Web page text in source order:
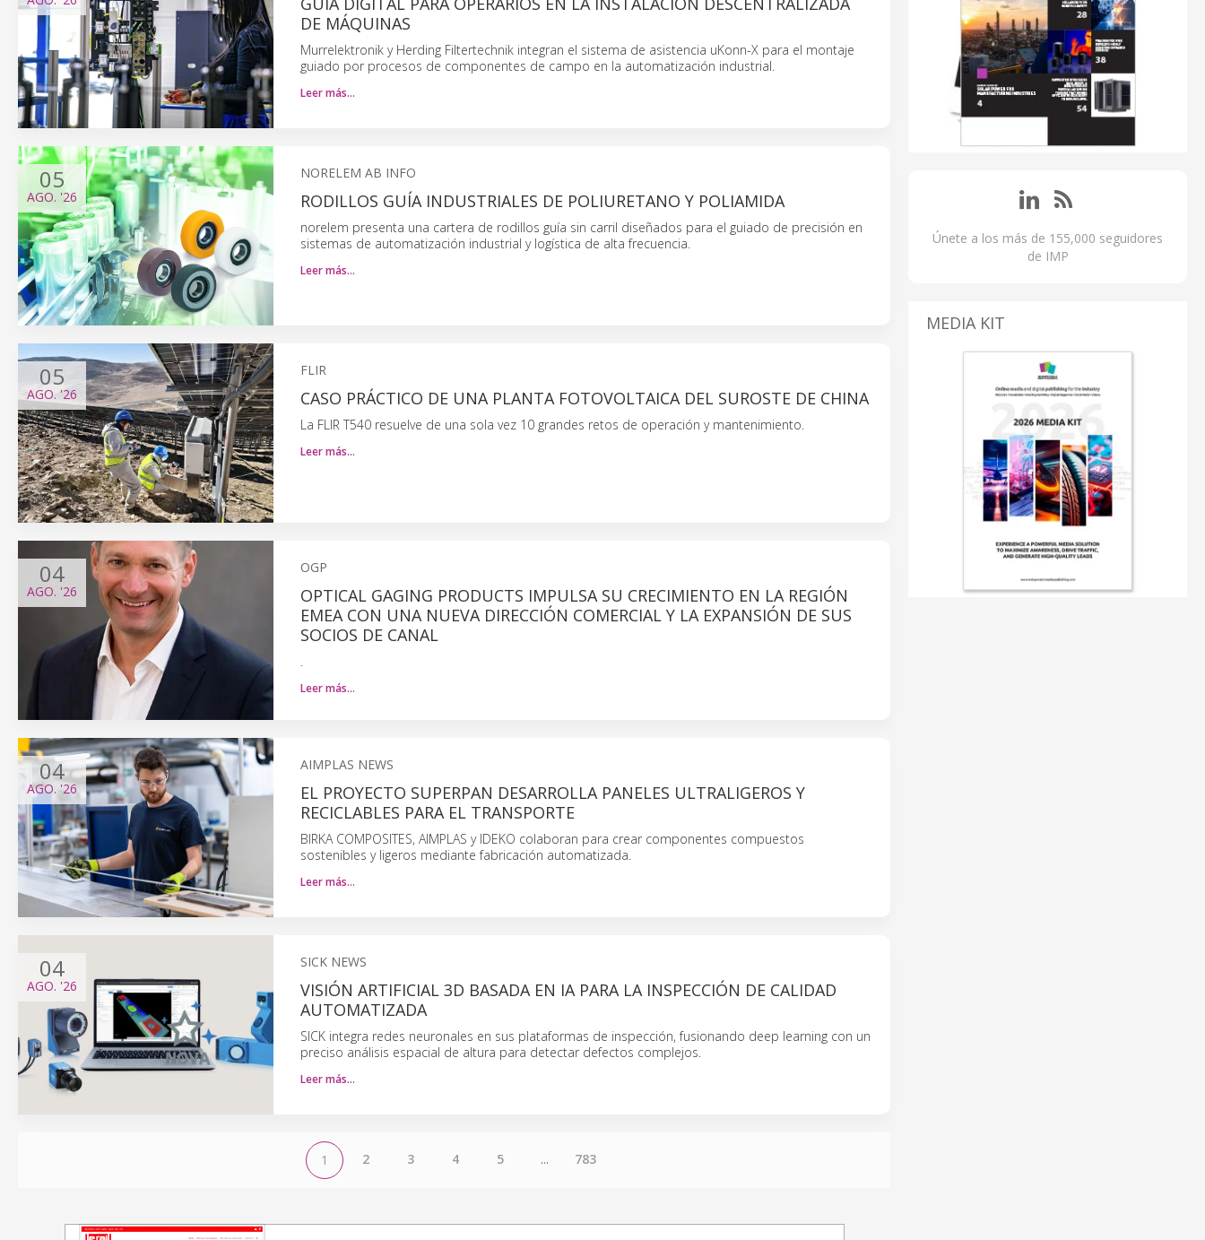
DE MÁQUINAS
Murrelektronik y Herding Filtertechnik integran el sistema de asistencia uKonn-X para el montaje
guiado por procesos de componentes de campo en la automatización industrial.
Leer más…
05
AGO. '26
NORELEM AB INFO
RODILLOS GUÍA INDUSTRIALES DE POLIURETANO Y POLIAMIDA
norelem presenta una cartera de rodillos guía sin carril diseñados para el guiado de precisión en
sistemas de automatización industrial y logística de alta frecuencia.
Leer más…
05
AGO. '26
FLIR
CASO PRÁCTICO DE UNA PLANTA FOTOVOLTAICA DEL SUROSTE DE CHINA
La FLIR T540 resuelve de una sola vez 10 grandes retos de operación y mantenimiento.
Leer más…
04
AGO. '26
OGP
OPTICAL GAGING PRODUCTS IMPULSA SU CRECIMIENTO EN LA REGIÓN
EMEA CON UNA NUEVA DIRECCIÓN COMERCIAL Y LA EXPANSIÓN DE SUS
SOCIOS DE CANAL
.
Leer más…
04
AGO. '26
AIMPLAS NEWS
EL PROYECTO SUPERPAN DESARROLLA PANELES ULTRALIGEROS Y
RECICLABLES PARA EL TRANSPORTE
BIRKA COMPOSITES, AIMPLAS y IDEKO colaboran para crear componentes compuestos
sostenibles y ligeros mediante fabricación automatizada.
Leer más…
04
AGO. '26
SICK NEWS
VISIÓN ARTIFICIAL 3D BASADA EN IA PARA LA INSPECCIÓN DE CALIDAD
AUTOMATIZADA
SICK integra redes neuronales en sus plataformas de inspección, fusionando deep learning con un
preciso análisis espacial de altura para detectar defectos complejos.
Leer más…
1 2 3 4 5 ... 783
Únete a los más de 155,000 seguidores
de IMP
MEDIA KIT